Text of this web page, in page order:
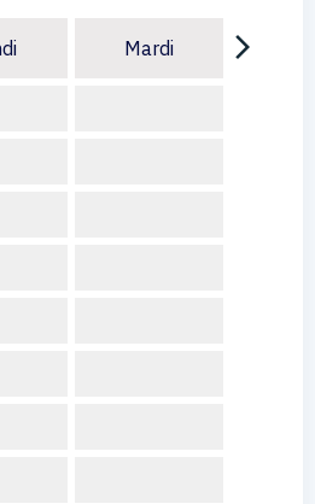
Mardi arrow_forward_ios